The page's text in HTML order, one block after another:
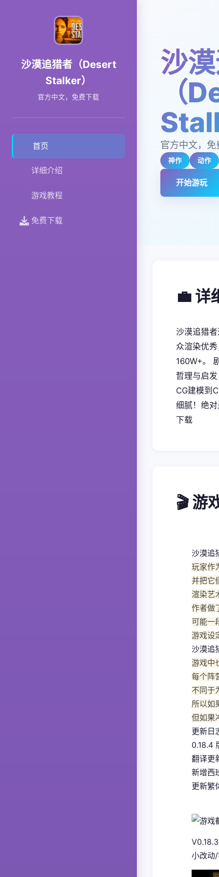
沙漠追猎者（Desert
Stalker）
官方中文，免费下载
首页
详细介绍
游戏教程
免费下载
沙
（
官方中文，免
神作 动作
开始游玩
💼 详
沙漠追猎
众渲染优
160W+。
哲理与启
CG建模到
细腻！绝
下载
🎬 游
沙漠追
玩家作
并把它
渲染艺
作者做
可能一
游戏设
沙漠追
游戏中
每个阵
不同于
所以如
但如果
更新日
0.18.4
翻译更
新增西
更新繁
V0.18.3
小改动